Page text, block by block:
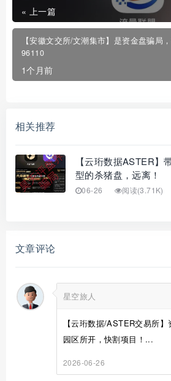
« 上一篇
【安徽文交所/文潮集市】是资金盘骗局
96110
1个月前
相关推荐
【云珩数据ASTER】
型的杀猪盘，远离！
06-26 阅读(3.71K)
文章评论
星空旅人
【云珩数据/ASTER交易所
园区所开，快割项目！...
2026-06-26